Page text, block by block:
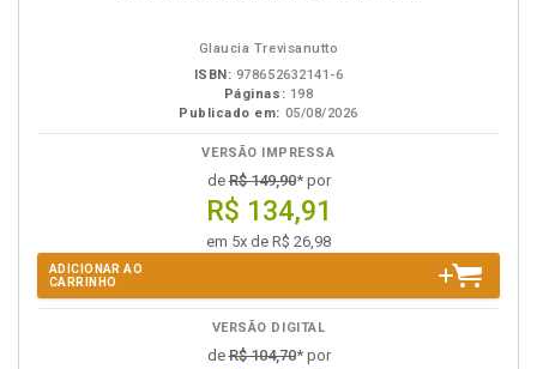
Glaucia Trevisanutto
ISBN: 978652632141-6
Páginas: 198
Publicado em: 05/08/2026
VERSÃO IMPRESSA
deR$ 149,90* por
R$ 134,91
em 5x de R$ 26,98
ADICIONAR AO
CARRINHO
VERSÃO DIGITAL
deR$ 104,70* por